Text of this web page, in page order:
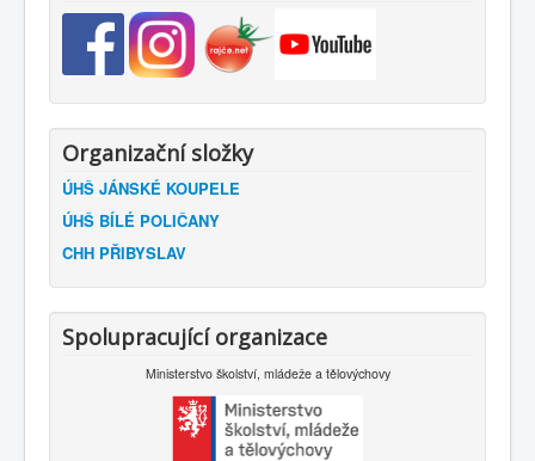
Organizační složky
ÚHŠ JÁNSKÉ KOUPELE
ÚHŠ BÍLÉ POLIČANY
CHH PŘIBYSLAV
Spolupracující organizace
Ministerstvo školství, mládeže a tělovýchovy